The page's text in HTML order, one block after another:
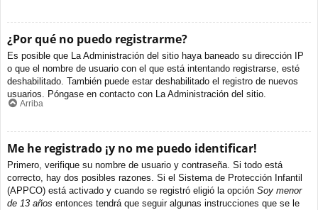
¿Por qué no puedo registrarme?
Es posible que La Administración del sitio haya baneado su dirección IP
o que el nombre de usuario con el que está intentando registrarse, esté
deshabilitado. También puede estar deshabilitado el registro de nuevos
usuarios. Póngase en contacto con La Administración del sitio.
Arriba
Me he registrado ¡y no me puedo identificar!
Primero, verifique su nombre de usuario y contraseña. Si todo está
correcto, hay dos posibles razones. Si el Sistema de Protección Infantil
(APPCO) está activado y cuando se registró eligió la opción Soy menor
de 13 años entonces tendrá que seguir algunas instrucciones que se le